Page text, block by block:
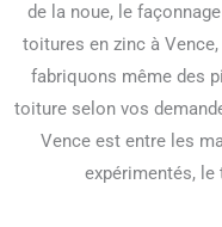
de la noue, le
toitures en zinc à
fabriquons même des
toiture selon vos
Vence est entre les
expérimentés,